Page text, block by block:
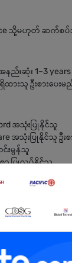
သို့မဟုတ် ဆက်စ
နည်းဆုံး 1–3
ရှိထားသူ ဦးစားပေးမ
အသုံးပြုနိုင်သူ
အသုံးပြုနိုင်သူ ဦးစ
င်းမွန်သူ
စွာ ပြုလုပ်နိုင်သူ
သူ